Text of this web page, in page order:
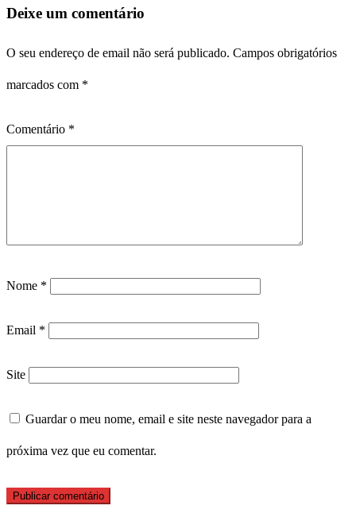
Deixe um comentário
O seu endereço de email não será publicado. Campos obrigatórios
marcados com *
Comentário *
Nome *
Email *
Site
Guardar o meu nome, email e site neste navegador para a
próxima vez que eu comentar.